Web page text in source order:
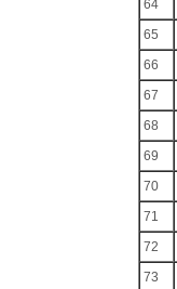
64
65
66
67
68
69
70
71
72
73